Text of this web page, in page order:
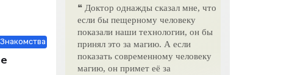
/ Мебель, интерьер, обиход / Недвижимость / Оборудование
❝ Доктор однажды сказал мне, что
если бы пещерному человеку
показали наши технологии, он бы
принял это за магию. А если
показать современному человеку
магию, он примет её за